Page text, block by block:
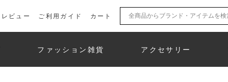
レビュー ご利用ガイド カート
ファッション雑貨 アクセサリー